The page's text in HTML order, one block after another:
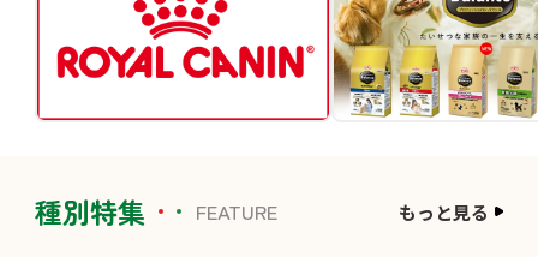
種別特集 FEATURE もっと見る